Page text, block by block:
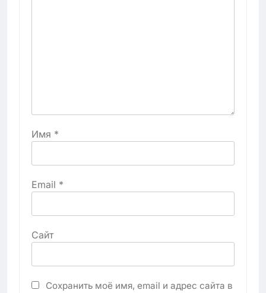
Имя *
Email *
Сайт
Сохранить моё имя, email и адрес сайта в